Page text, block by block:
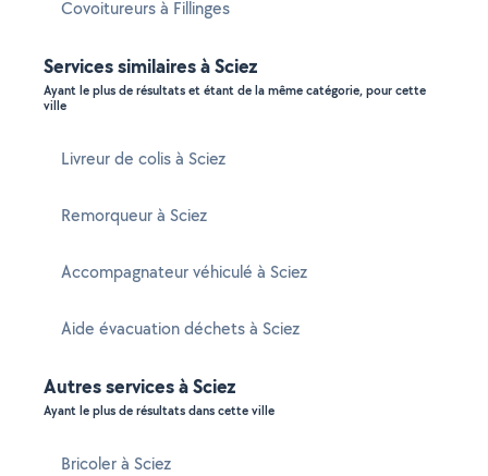
Covoitureurs à Fillinges
Services similaires à Sciez
Ayant le plus de résultats et étant de la même catégorie, pour cette
ville
Livreur de colis à Sciez
Remorqueur à Sciez
Accompagnateur véhiculé à Sciez
Aide évacuation déchets à Sciez
Autres services à Sciez
Ayant le plus de résultats dans cette ville
Bricoler à Sciez